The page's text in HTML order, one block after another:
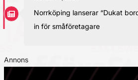
Norrköping lanserar “Dukat
in för småföretagare
Annons